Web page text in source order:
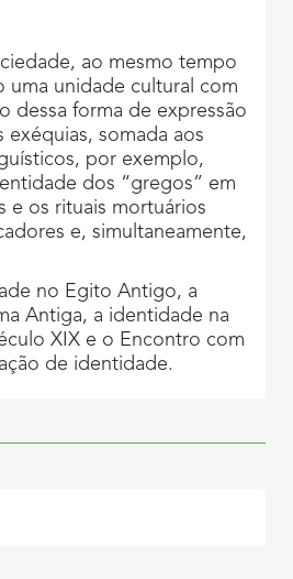
ao mesmo tempo
uma unidade cultural com
dessa forma de expressão
somada aos
por exemplo,
dos “gregos” em
e os rituais mortuários
e, simultaneamente,
no Egito Antigo, a
Antiga, a identidade na
XIX e o Encontro com
de identidade.